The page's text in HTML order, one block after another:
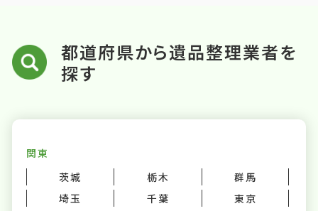
都道府県から遺品整理業者を
探す
関東
茨城
栃木
群馬
埼玉
千葉
東京